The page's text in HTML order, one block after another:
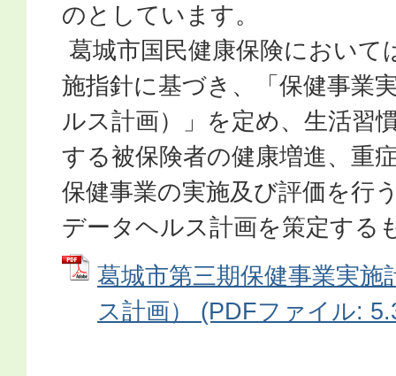
のとしています。
葛城市国民健康保険において
施指針に基づき、「保健事業
ルス計画）」を定め、生活習
する被保険者の健康増進、重
保健事業の実施及び評価を行
データヘルス計画を策定する
葛城市第三期保健事業実施
ス計画） (PDFファイル: